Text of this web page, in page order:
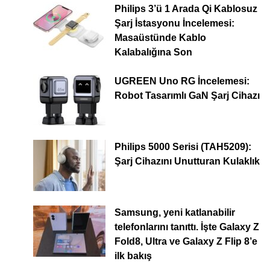
Philips 3’ü 1 Arada Qi Kablosuz
Şarj İstasyonu İncelemesi:
Masaüstünde Kablo
Kalabalığına Son
UGREEN Uno RG İncelemesi:
Robot Tasarımlı GaN Şarj Cihazı
Philips 5000 Serisi (TAH5209):
Şarj Cihazını Unutturan Kulaklık
Samsung, yeni katlanabilir
telefonlarını tanıttı. İşte Galaxy Z
Fold8, Ultra ve Galaxy Z Flip 8’e
ilk bakış